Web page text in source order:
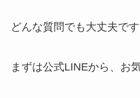
どんな質問でも大丈夫です
まずは公式LINEから、お